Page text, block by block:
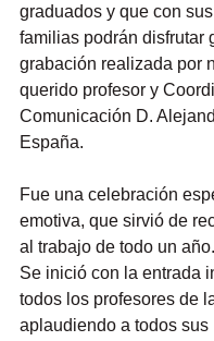
graduados y que con sus
familias podrán disfrutar
grabación realizada por
querido profesor y
Comunicación D.
España.
Fue una celebración
emotiva, que sirvió de
al trabajo de todo un año.
Se inició con la entrada
todos los profesores de
aplaudiendo a todos sus